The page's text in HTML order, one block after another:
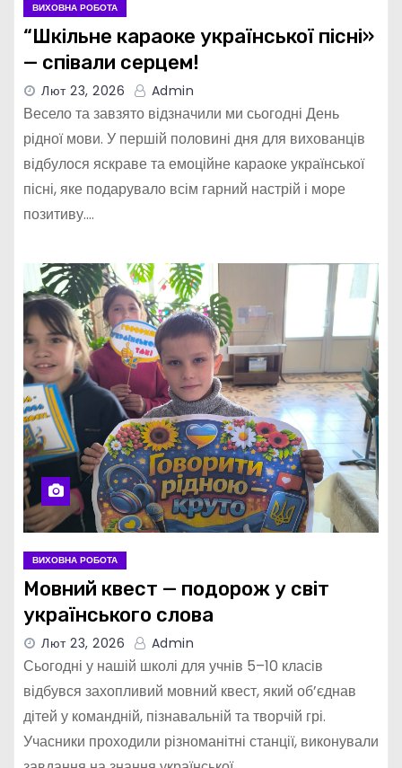
ВИХОВНА РОБОТА
“Шкільне караоке української пісні»
— співали серцем!
Лют 23, 2026 Admin
Весело та завзято відзначили ми сьогодні День
рідної мови. У першій половині дня для вихованців
відбулося яскраве та емоційне караоке української
пісні, яке подарувало всім гарний настрій і море
позитиву.…
ВИХОВНА РОБОТА
Мовний квест — подорож у світ
українського слова
Лют 23, 2026 Admin
Сьогодні у нашій школі для учнів 5–10 класів
відбувся захопливий мовний квест, який об’єднав
дітей у командній, пізнавальній та творчій грі.
Учасники проходили різноманітні станції, виконували